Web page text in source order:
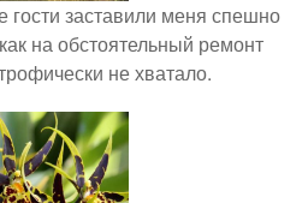
гости заставили меня спешно
на обстоятельный ремонт
не хватало.